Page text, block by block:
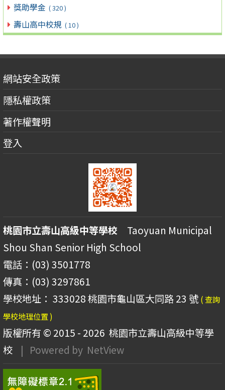
獎助學金 ( 320 )
壽山高中校規 ( 10 )
網站安全政策
隱私權政策
著作權聲明
登入
桃園市立壽山高級中等學校 Taoyuan Municipal
Shou Shan Senior High School
電話：(03) 3501778
傳真：(03) 3297861
學校地址： 333028 桃園市龜山區大同路 23 號 ( 查詢
學校地理位置 )
版權所有 © 2015 - 2026 桃園市立壽山高級中等學
校
| Powered by NetView